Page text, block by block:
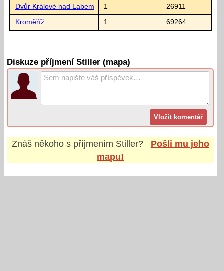
Dvůr Králové nad Labem 1 26911
Kroměříž 1 69264
Diskuze příjmení Stiller (mapa)
Znáš někoho s příjmením Stiller?
Pošli mu jeho
mapu!